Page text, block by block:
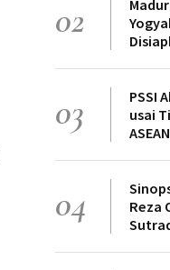
02
03
PSSI
usai
04
Reza